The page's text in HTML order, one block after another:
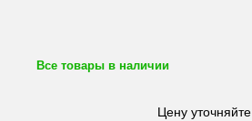
Все товары в наличии
Цену уточняйте